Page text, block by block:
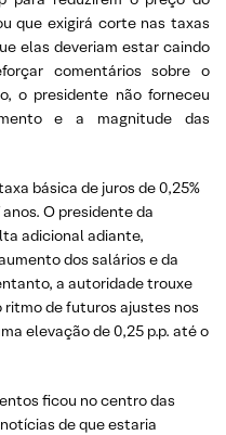
que exigirá corte nas taxas
elas deveriam estar caindo
comentários sobre o
o presidente não forneceu
e a magnitude das
básica de juros de 0,25%
O presidente da
adicional adiante,
dos salários e da
a autoridade trouxe
ritmo de futuros ajustes nos
elevação de 0,25 p.p. até o
ficou no centro das
de que estaria